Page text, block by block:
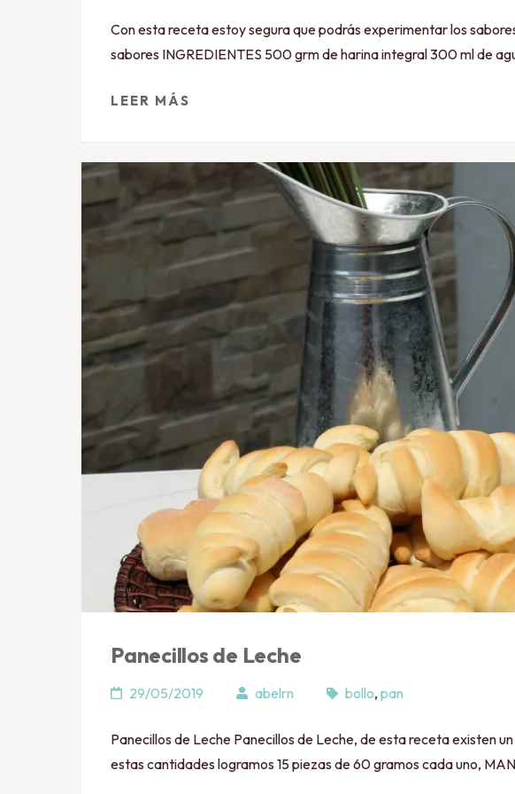
Con esta receta estoy segura que podrás experimentar los
sabores INGREDIENTES 500 grm de harina integral 300 ml de
LEER MÁS
Panecillos de Leche
29/05/2019 abelrn bollo, pan
Panecillos de Leche Panecillos de Leche, de esta receta existen
estas cantidades logramos 15 piezas de 60 gramos cada uno,